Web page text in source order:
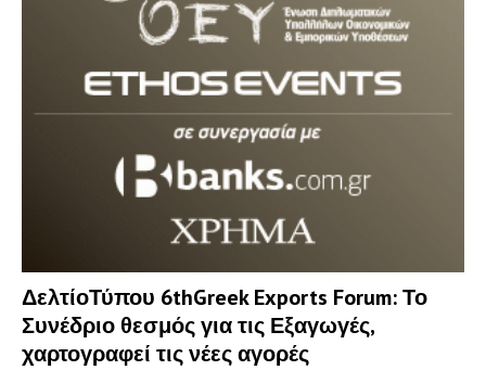
ΔελτίοΤύπου 6thGreek Exports Forum: Το
Συνέδριο θεσμός για τις Εξαγωγές,
χαρτογραφεί τις νέες αγορές